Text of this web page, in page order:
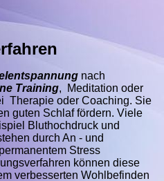
nach
Training, Meditation oder
Therapie oder Coaching. Sie
guten Schlaf fördern. Viele
Bluthochdruck und
durch An - und
Stress
können diese
verbesserten Wohlbefinden